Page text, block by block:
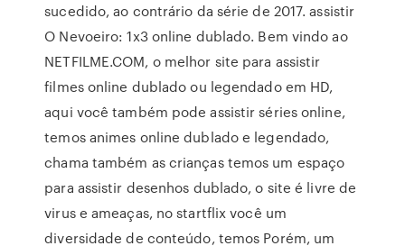
sucedido, ao contrário da série de 2017. assistir
O Nevoeiro: 1x3 online dublado. Bem vindo ao
NETFILME.COM, o melhor site para assistir
filmes online dublado ou legendado em HD,
aqui você também pode assistir séries online,
temos animes online dublado e legendado,
chama também as crianças temos um espaço
para assistir desenhos dublado, o site é livre de
virus e ameaças, no startflix você um
diversidade de conteúdo, temos Porém, um